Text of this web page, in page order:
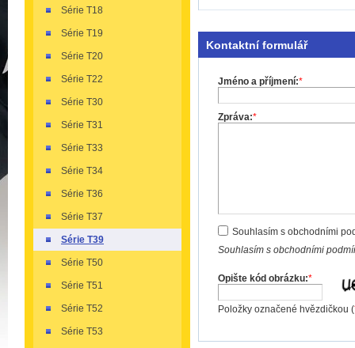
Kontaktní formulář
Jméno a příjmení:*
Zpráva:*
Souhlasím s obchodními
Souhlasím s obchodními
Opište kód obrázku:*
Položky označené hvězdičkou (
Série T18
Série T19
Série T20
Série T22
Série T30
Série T31
Série T33
Série T34
Série T36
Série T37
Série T39
Série T50
Série T51
Série T52
Série T53